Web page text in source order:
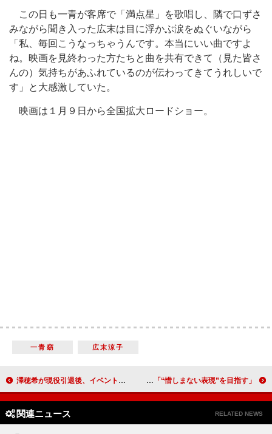
この日も一青が客席で「満点星」を歌唱し、隣で口ずさ
みながら聞き入った広末は目に浮かぶ涙をぬぐいながら
「私、毎回こうなっちゃうんです。本当にいい曲ですよ
ね。映画を見終わった方たちと曲を共有できて（見た皆さ
んの）気持ちがあふれているのが伝わってきてうれしいで
す」と大感激していた。
映画は１月９日から全国拡大ロードショー。
一青窈 広末涼子
澤穂希が現役引退後、イベントに初登場 受験生に向け「努力は裏切らない」とエール！ 宮沢りえ、猿之助との初共演に意気込み 「“惜しまない表現”を目指す」
関連ニュース RELATED NEWS